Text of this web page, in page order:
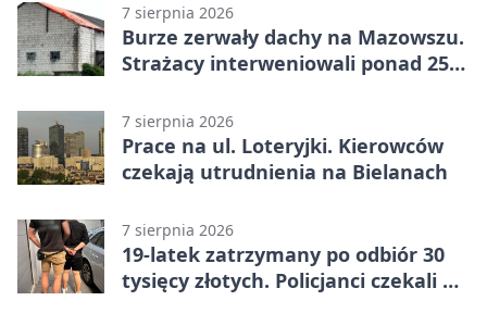
7 sierpnia 2026
Burze zerwały dachy na Mazowszu.
Strażacy interweniowali ponad 250
7 sierpnia 2026
Prace na ul. Loteryjki. Kierowców
czekają utrudnienia na Bielanach
7 sierpnia 2026
19-latek zatrzymany po odbiór 30
tysięcy złotych. Policjanci czekali w